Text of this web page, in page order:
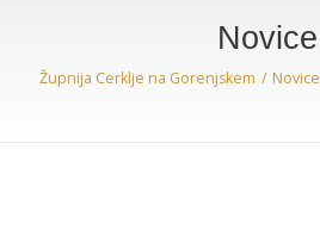
Novice
Župnija Cerklje na Gorenjskem Novice